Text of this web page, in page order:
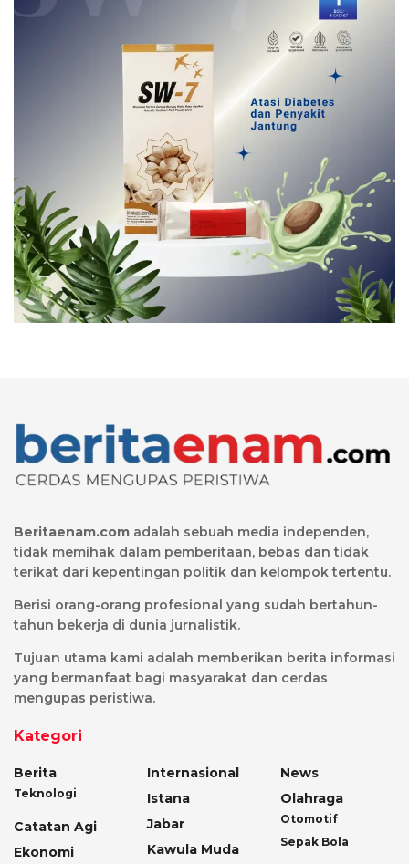
Beritaenam.com adalah sebuah media independen,
tidak memihak dalam pemberitaan, bebas dan tidak
terikat dari kepentingan politik dan kelompok tertentu.
Berisi orang-orang profesional yang sudah bertahun-
tahun bekerja di dunia jurnalistik.
Tujuan utama kami adalah memberikan berita informasi
yang bermanfaat bagi masyarakat dan cerdas
mengupas peristiwa.
Kategori
Berita
Teknologi
Catatan Agi
Ekonomi
Internasional
Istana
Jabar
Kawula Muda
News
Olahraga
Otomotif
Sepak Bola